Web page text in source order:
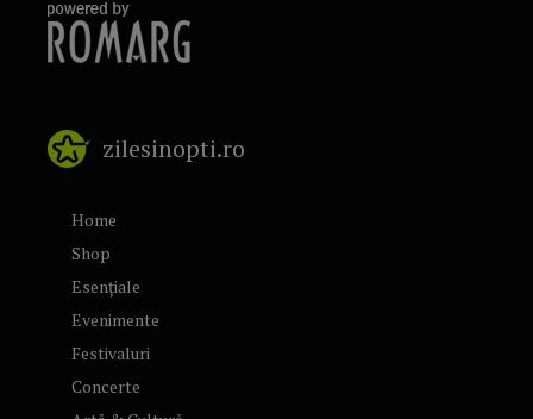
zilesinopti.ro
Home
Shop
Esențiale
Evenimente
Festivaluri
Concerte